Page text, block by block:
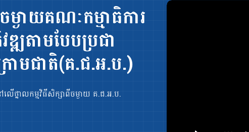
ម្ងាយគណៈកម្មាធិការ
ឍតាមបែបប្រជា
ោមជាតិ(គ.ជ.​អ.ប.)
ើថ្នាលកម្មវិធីសិក្សាពីចម្ងាយ គ.ជ.​អ.ប.